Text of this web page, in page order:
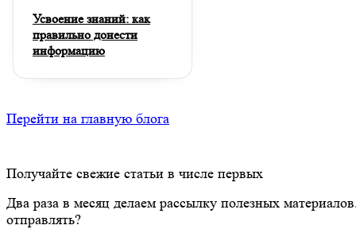
Усвоение знаний: как
правильно донести
информацию
Перейти на главную блога
Получайте свежие статьи в числе первых
Два раза в месяц делаем рассылку полезных
отправлять?